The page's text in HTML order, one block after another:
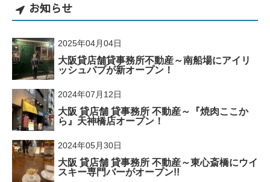
お知らせ
2025年04月04日
大阪貸店舗貸事務所不動産～南船場にアイリ
ッシュパブが新オープン！
2024年07月12日
大阪 貸店舗 貸事務所 不動産～『焼肉ここか
ら』天神橋店オープン！
2024年05月30日
大阪 貸店舗 貸事務所 不動産～東心斎橋にウイ
スキー専門バーがオープン!!